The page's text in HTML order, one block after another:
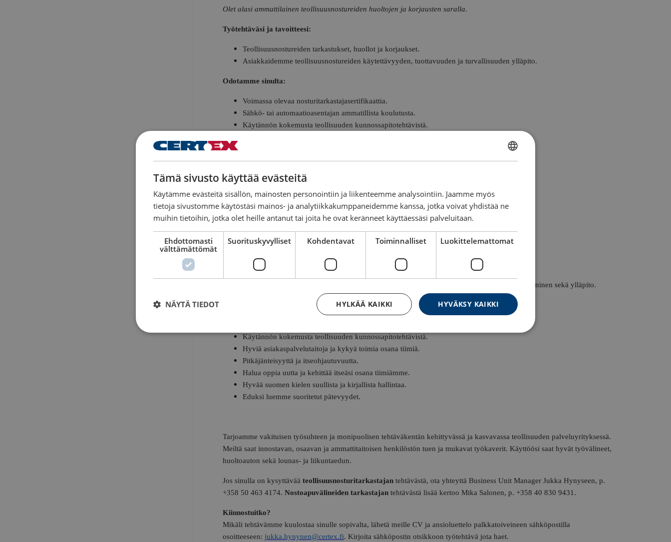
Olet alasi ammattilainen teollisuusnostureiden huoltojen ja korjausten saralla.
Työtehtäväsi ja tavoitteesi:
Teollisuusnostureiden tarkastukset, huollot ja korjaukset.
Asiakkaidemme teollisuusnostureiden käytettävyyden, tuottavuuden ja turvallisuuden ylläpito.
Odotamme sinulta:
Voimassa olevaa nosturitarkastajasertifikaattia.
Sähkö- tai automaatioasentajan ammatillista koulutusta.
Käytännön kokemusta teollisuuden kunnossapitotehtävistä.
Halua oppia uutta ja kehittää itseäsi osana tiimiämme.
Hyvää suomen kielen suullista ja kirjallista hallintaa.
NOSTOAPUVÄLINEIDEN TARKASTAJA / Pirkanmaa
Olet nostoapuvälineiden tarkastusten ja -huoltojen ammattilainen.
Nostoapuvälineiden tarkastukset ja korjaukset.
Asiakkaidemme nostoapuvälineiden käytettävyyden, tuottavuuden ja turvallisuuden varmistaminen sekä ylläpito.
Käytännön kokemusta teollisuuden kunnossapitotehtävistä.
Hyviä asiakaspalvelutaitoja ja kykyä toimia osana tiimiä.
Pitkäjänteisyyttä ja itseohjautuvuutta.
Halua oppia uutta ja kehittää itseäsi osana tiimiämme.
Hyvää suomen kielen suullista ja kirjallista hallintaa.
Eduksi luemme suoritetut pätevyydet.
Tarjoamme vakituisen työsuhteen ja monipuolisen tehtäväkentän kehittyvässä ja kasvavassa teollisuuden palveluyrityksessä.
Meiltä saat innostavan, osaavan ja ammattitaitoisen henkilöstön tuen ja mukavat työkaverit. Käyttöösi saat hyvät työvälineet,
huoltoauton sekä lounas- ja liikuntaedun.
Jos sinulla on kysyttävää teollisuusnosturitarkastajantehtävästä, ota yhteyttä Business Unit Manager Jukka Hynyseen, p.
+358 50 463 4174. Nostoapuvälineiden tarkastajantehtävästä lisää kertoo Mika Salonen, p. +358 40 830 9431.
Kiinnostuitko?
Mikäli tehtävämme kuulostaa sinulle sopivalta, lähetä meille CV ja ansioluettelo palkkatoiveineen sähköpostilla
osoitteeseen: jukka.hynynen@certex.fi. Kirjoita sähköpostin otsikkoon työtehtävä jota haet.
FINNISH
Tämä sivusto käyttää evästeitä
Käytämme evästeitä sisällön, mainosten personointiin ja liikenteemme analysointiin. Jaamme myös
tietoja sivustomme käytöstäsi mainos- ja analytiikkakumppaneidemme kanssa, jotka voivat yhdistää ne
muihin tietoihin, jotka olet heille antanut tai joita he ovat keränneet käyttäessäsi palveluitaan.
Ehdottomasti
välttämättömät
Suorituskyvylliset Kohdentavat Toiminnalliset Luokittelemattomat
HYVÄKSY KAIKKI
HYLKÄÄ KAIKKI
NÄYTÄ TIEDOT